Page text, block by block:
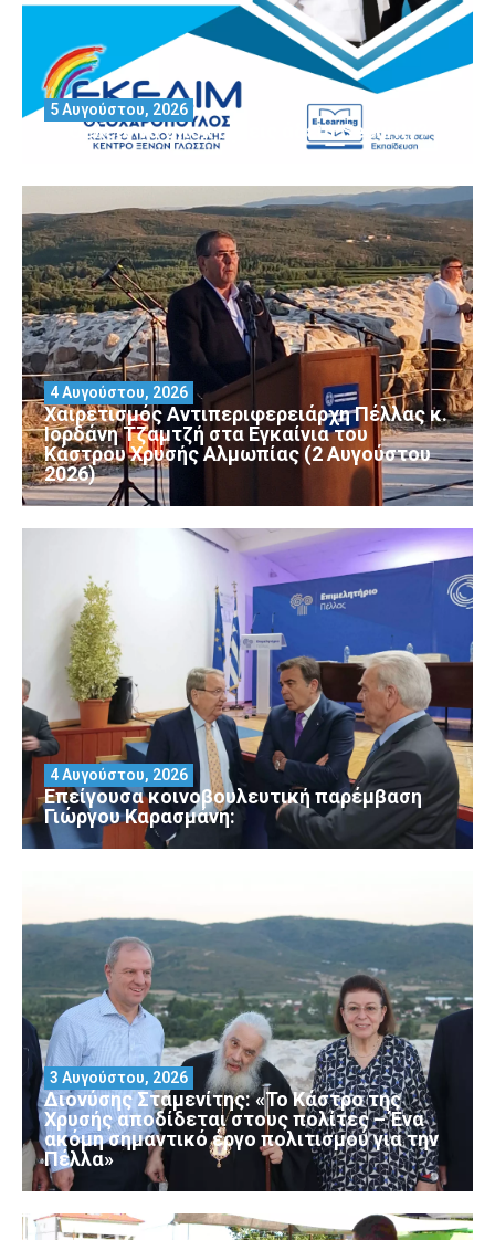
Θέλεις να αποκτήσεις άδεια Security?
5 Αυγούστου, 2026
Χαιρετισμός Αντιπεριφερειάρχη Πέλλας κ.
Ιορδάνη Τζαμτζή στα Εγκαίνια του
Κάστρου Χρυσής Αλμωπίας (2 Αυγούστου
2026)
4 Αυγούστου, 2026
Επείγουσα κοινοβουλευτική παρέμβαση
Γιώργου Καρασμάνη:
4 Αυγούστου, 2026
Διονύσης Σταμενίτης: «Το Κάστρο της
Χρυσής αποδίδεται στους πολίτες – Ένα
ακόμη σημαντικό έργο πολιτισμού για την
Πέλλα»
3 Αυγούστου, 2026